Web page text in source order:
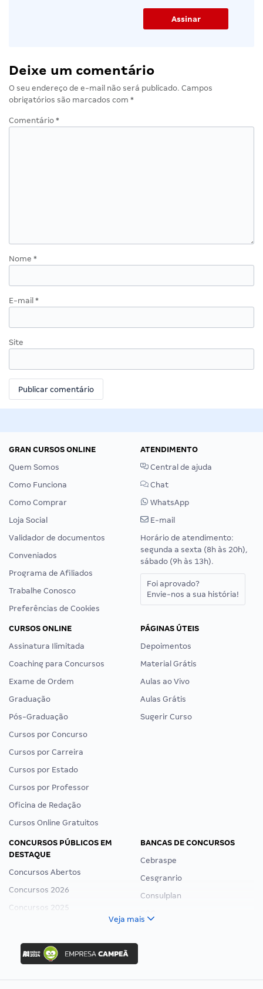
Deixe um comentário
O seu endereço de e-mail não será publicado. Campos
obrigatórios são marcados com *
Comentário *
Nome *
E-mail *
Site
GRAN CURSOS ONLINE
Quem Somos
Como Funciona
Como Comprar
Loja Social
Validador de documentos
Conveniados
Programa de Afiliados
Trabalhe Conosco
Preferências de Cookies
ATENDIMENTO
Central de ajuda
Chat
WhatsApp
E-mail
Horário de atendimento:
segunda a sexta (8h às 20h),
sábado (9h às 13h).
Foi aprovado?
Envie-nos a sua história!
CURSOS ONLINE
Assinatura Ilimitada
Coaching para Concursos
Exame de Ordem
Graduação
Pós-Graduação
Cursos por Concurso
Cursos por Carreira
Cursos por Estado
Cursos por Professor
Oficina de Redação
Cursos Online Gratuitos
PÁGINAS ÚTEIS
Depoimentos
Material Grátis
Aulas ao Vivo
Aulas Grátis
Sugerir Curso
CONCURSOS PÚBLICOS EM
DESTAQUE
Concursos Abertos
Concursos 2026
Concursos 2025
Concurso Nacional Unificado
Concurso Ibama
Concurso MPU
Editais publicados
BANCAS DE CONCURSOS
Cebraspe
Cesgranrio
Consulplan
Veja mais